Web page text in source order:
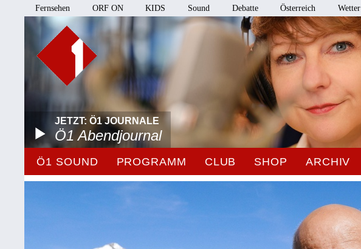
Fernsehen ORF ON KIDS Sound Debatte Österreich Wetter
JETZT: Ö1 JOURNALE
Ö1 Abendjournal
Ö1 SOUND PROGRAMM CLUB SHOP ARCHIV